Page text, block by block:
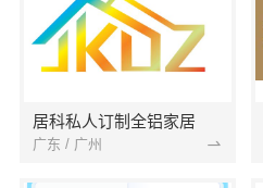
居科私人订制全铝家居
广东 / 广州